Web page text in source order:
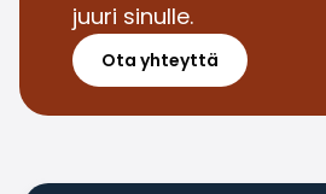
Kokemuksia Sakasta
Reklamaatiot
juuri sinulle.
Ota yhteyttä